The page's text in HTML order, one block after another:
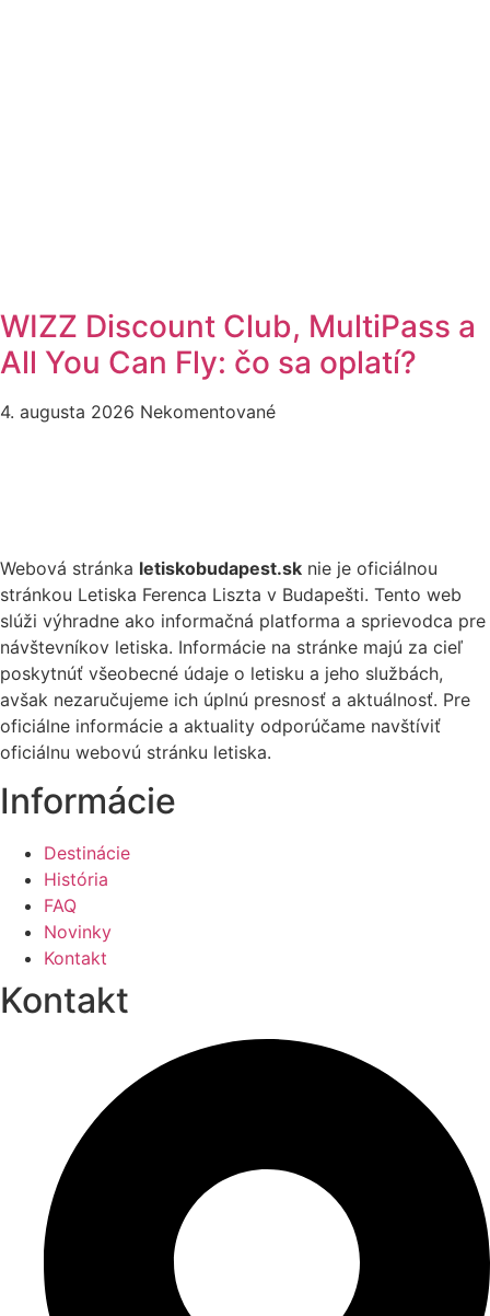
WIZZ Discount Club, MultiPass a
All You Can Fly: čo sa oplatí?
4. augusta 2026 Nekomentované
Webová stránka letiskobudapest.sk nie je oficiálnou
stránkou Letiska Ferenca Liszta v Budapešti. Tento web
slúži výhradne ako informačná platforma a sprievodca pre
návštevníkov letiska. Informácie na stránke majú za cieľ
poskytnúť všeobecné údaje o letisku a jeho službách,
avšak nezaručujeme ich úplnú presnosť a aktuálnosť. Pre
oficiálne informácie a aktuality odporúčame navštíviť
oficiálnu webovú stránku letiska.
Informácie
Destinácie
História
FAQ
Novinky
Kontakt
Kontakt